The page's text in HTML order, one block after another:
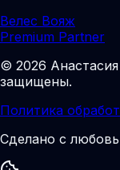
Велес Вояж
Premium Partner
© 2026
защищены.
Политика
Сделано с